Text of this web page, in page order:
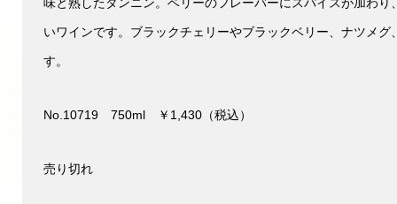
いワインです。ブラックチェリーやブラックベリー、ナツメ
す。
No.10719 750ml ￥1,430（税込）
売り切れ